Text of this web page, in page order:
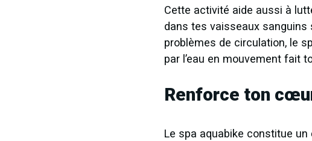
Cette activité aide aussi à
dans tes vaisseaux sanguins
problèmes de circulation, le
par l’eau en mouvement fait
Renforce ton
Le spa aquabike constitue